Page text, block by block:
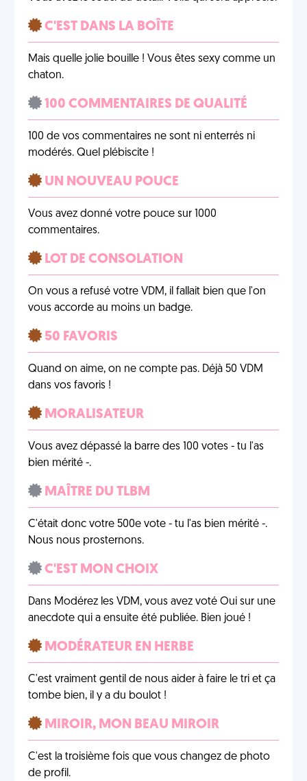
C'EST DANS LA BOÎTE
Mais quelle jolie bouille ! Vous êtes sexy comme un
chaton.
100 COMMENTAIRES DE QUALITÉ
100 de vos commentaires ne sont ni enterrés ni
modérés. Quel plébiscite !
UN NOUVEAU POUCE
Vous avez donné votre pouce sur 1000
commentaires.
LOT DE CONSOLATION
On vous a refusé votre VDM, il fallait bien que l'on
vous accorde au moins un badge.
50 FAVORIS
Quand on aime, on ne compte pas. Déjà 50 VDM
dans vos favoris !
MORALISATEUR
Vous avez dépassé la barre des 100 votes - tu l'as
bien mérité -.
MAÎTRE DU TLBM
C'était donc votre 500e vote - tu l'as bien mérité -.
Nous nous prosternons.
C'EST MON CHOIX
Dans Modérez les VDM, vous avez voté Oui sur une
anecdote qui a ensuite été publiée. Bien joué !
MODÉRATEUR EN HERBE
C'est vraiment gentil de nous aider à faire le tri et ça
tombe bien, il y a du boulot !
MIROIR, MON BEAU MIROIR
C'est la troisième fois que vous changez de photo
de profil.